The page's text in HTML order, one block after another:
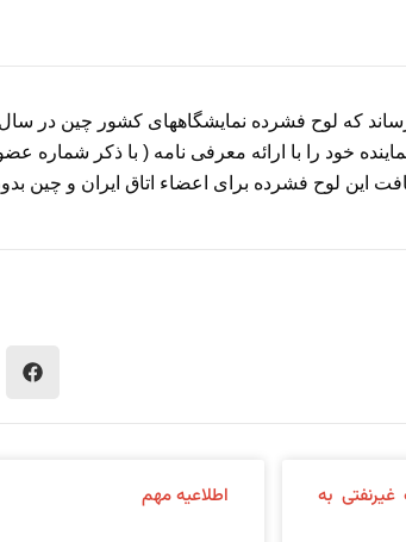
نمایشگاههای کشور چین در سال ۲۰۱۱ تهیه و آماده ارائه به اعضاء محترم اتاق می باشد.
خود را با ارائه معرفی نامه ( با ذکر
این لوح فشرده برای اعضاء اتاق ایران و چین
غیرنفتی به
اطلاعیه مهم